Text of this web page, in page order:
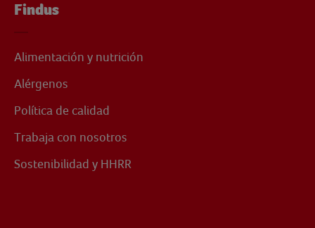
Findus
Alimentación y nutrición
Alérgenos
Política de calidad
Trabaja con nosotros
Sostenibilidad y HHRR